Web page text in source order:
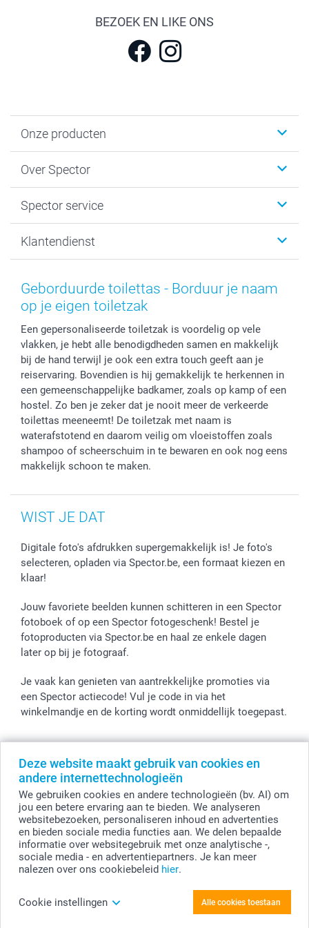
Deze website maakt gebruik van cookies en
andere internettechnologieën
We gebruiken cookies en andere technologieën (bv. AI) om
jou een betere ervaring aan te bieden. We analyseren
websitebezoeken, personaliseren inhoud en advertenties
en bieden sociale media functies aan. We delen bepaalde
informatie over websitegebruik met onze analytische -,
sociale media - en advertentiepartners. Je kan meer
nalezen over ons cookiebeleid hier.
Cookie instellingen Alle cookies toestaan
BEZOEK EN LIKE ONS
Onze producten
Kaartjes
Fotoboeken
Fotoprints, Fotoposter & Fotoalbum met fotoprints
Fotokaders, Decoratie en Snoepjes
Smartphone cases
Over Spector
Sitemap
Privacybeleid
Spector service
smartbonus
Mijn orderstatus
Klantendienst
Geborduurde toilettas - Borduur je naam
op je eigen toiletzak
Een gepersonaliseerde toiletzak is voordelig op vele
vlakken, je hebt alle benodigdheden samen en makkelijk
bij de hand terwijl je ook een extra touch geeft aan je
reiservaring. Bovendien is hij gemakkelijk te herkennen in
een gemeenschappelijke badkamer, zoals op kamp of een
hostel. Zo ben je zeker dat je nooit meer de verkeerde
toilettas meeneemt! De toiletzak met naam is
waterafstotend en daarom veilig om vloeistoffen zoals
shampoo of scheerschuim in te bewaren en ook nog eens
makkelijk schoon te maken.
WIST JE DAT
Digitale foto's afdrukken supergemakkelijk is! Je foto's
selecteren, opladen via Spector.be, een formaat kiezen en
klaar!
Jouw favoriete beelden kunnen schitteren in een Spector
fotoboek of op een Spector fotogeschenk! Bestel je
fotoproducten via Spector.be en haal ze enkele dagen
later op bij je fotograaf.
Je vaak kan genieten van aantrekkelijke promoties via
een Spector actiecode! Vul je code in via het
winkelmandje en de korting wordt onmiddellijk toegepast.
© smartphoto group. Alle rechten voorbehouden
smartphoto group NV.
Kwatrechtsteenweg 160, 9230 Wetteren, België
BTW-nummer BE 0405.706.755
Ondernemingsnummer 0405.706.755.
Bankgegevens: IBAN BE71 2850 2711 5569 - BIC: GEBABEBB
Alle prijzen zijn in EURO (€) inclusief BTW en exclusief verzendkosten.